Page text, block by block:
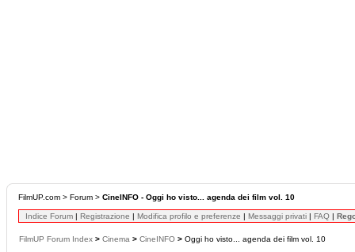
FilmUP.com > Forum > CineINFO - Oggi ho visto... agenda dei film vol. 10
Indice Forum | Registrazione | Modifica profilo e preferenze | Messaggi privati | FAQ |
FilmUP Forum Index > Cinema > CineINFO > Oggi ho visto... agenda dei film vol. 10